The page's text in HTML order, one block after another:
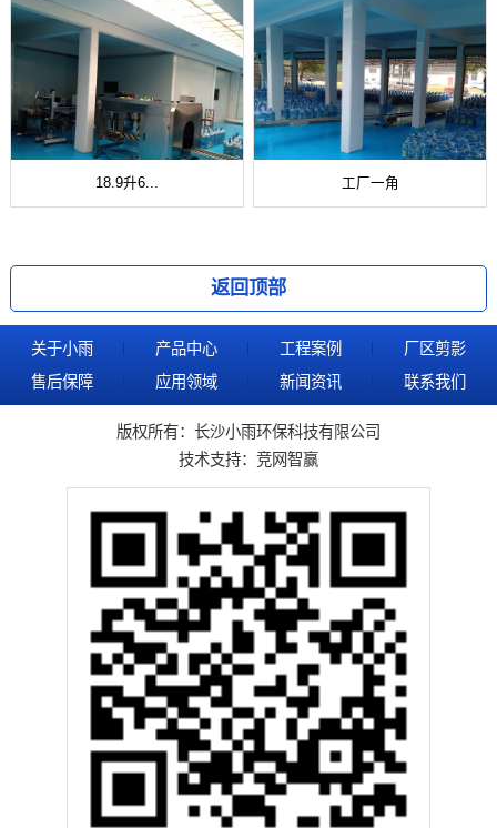
18.9升6... 工厂一角
返回顶部
关于小雨 产品中心 工程案例
厂区剪影
售后保障
应用领域 新闻资讯 联系我们
版权所有：长沙小雨环保科技有限公司
技术支持： 竞网智赢